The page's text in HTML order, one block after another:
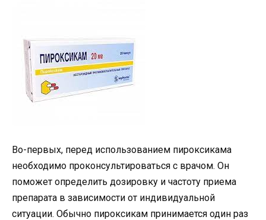
Во-первых, перед использованием пироксикама
необходимо проконсультироваться с врачом. Он
поможет определить дозировку и частоту приема
препарата в зависимости от индивидуальной
ситуации. Обычно пироксикам принимается один раз